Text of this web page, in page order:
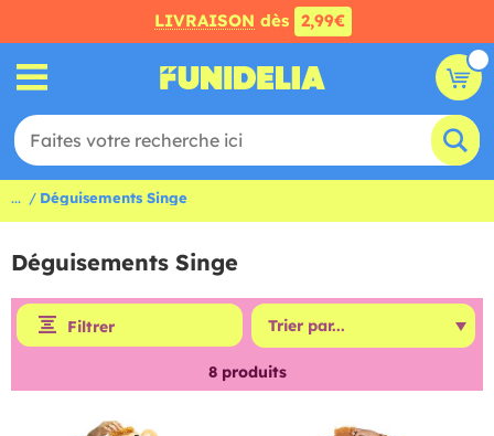
LIVRAISON dès 2,99€
... Déguisements Singe
Déguisements Singe
Filtrer
8produits